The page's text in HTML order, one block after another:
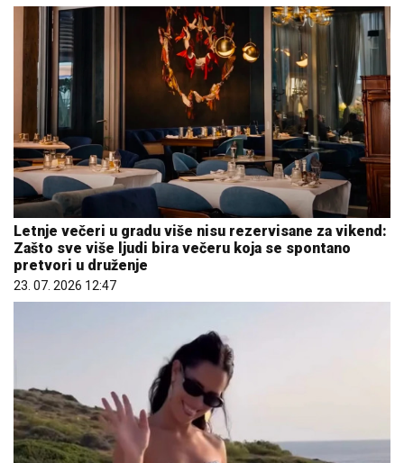
Letnje večeri u gradu više nisu rezervisane za vikend:
Zašto sve više ljudi bira večeru koja se spontano
pretvori u druženje
23. 07. 2026 12:47